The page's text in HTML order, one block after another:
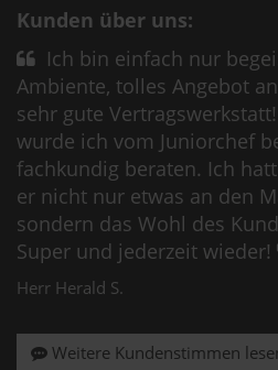
Kunden über uns:
Ich bin einfach nur
Ambiente, tolles Angebot
sehr gute
wurde ich vom Juniorchef
fachkundig beraten. Ich
er nicht nur etwas an den
sondern das Wohl des
Super und jederzeit wieder!
Herr Herald S.
Weitere Kundenstimmen